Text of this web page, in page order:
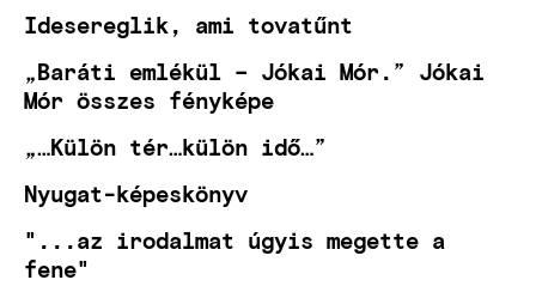
Idesereglik, ami tovatűnt
„Baráti emlékül – Jókai Mór.” Jókai
Mór összes fényképe
„…Külön tér…külön idő…”
Nyugat-képeskönyv
"...az irodalmat úgyis megette a
fene"